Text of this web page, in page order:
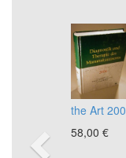
the Art
58,00 €